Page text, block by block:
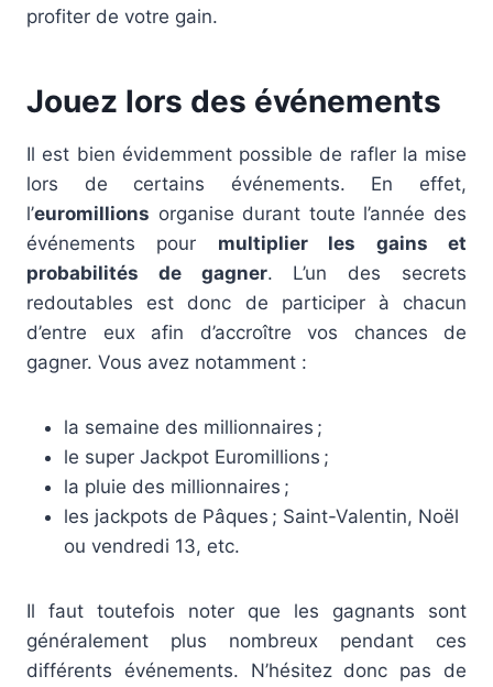
profiter de votre gain.
Jouez lors des événements
Il est bien évidemment possible de rafler la mise
lors de certains événements. En effet,
l’euromillions organise durant toute l’année des
événements pour multiplier les gains et
probabilités de gagner. L’un des secrets
redoutables est donc de participer à chacun
d’entre eux afin d’accroître vos chances de
gagner. Vous avez notamment :
la semaine des millionnaires ;
le super Jackpot Euromillions ;
la pluie des millionnaires ;
les jackpots de Pâques ; Saint-Valentin, Noël
ou vendredi 13, etc.
Il faut toutefois noter que les gagnants sont
généralement plus nombreux pendant ces
différents événements. N’hésitez donc pas de